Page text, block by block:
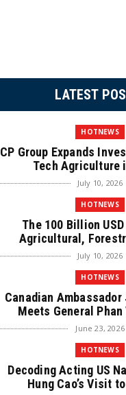
LATEST
HOTNEWS
CP Group Expands
Tech Agriculture
July 10, 2026
HOTNEWS
The 100 Billion
Agricultural,
July 10, 2026
HOTNEWS
Canadian Ambassador
Meets General Phan
June 23, 2026
HOTNEWS
Decoding Acting US
Hung Cao’s Visit